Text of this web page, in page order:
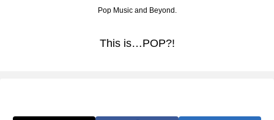
Pop Music and Beyond.
This is…POP?!